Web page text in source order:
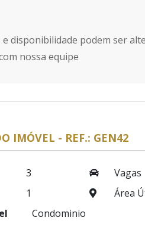
disponibilidade podem ser
nossa equipe
IMÓVEL - REF.: GEN42
3 Vagas
1 Área
Condominio